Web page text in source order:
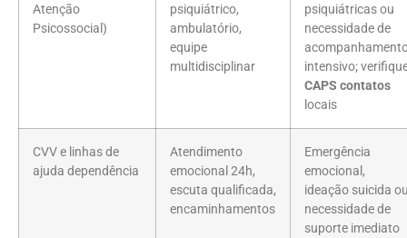
Atenção
Psicossocial)
psiquiátrico,
ambulatório,
equipe
multidisciplinar
psiquiátricas ou
necessidade de
intensivo;
CAPS contatos
locais
CVV e linhas de
ajuda dependência
Atendimento
emocional 24h,
escuta qualificada,
encaminhamentos
Emergência
emocional,
ideação suicida
necessidade de
suporte imediato